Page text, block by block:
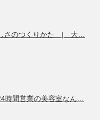
さのつくりかた | 大…
時間営業の美容室なん…